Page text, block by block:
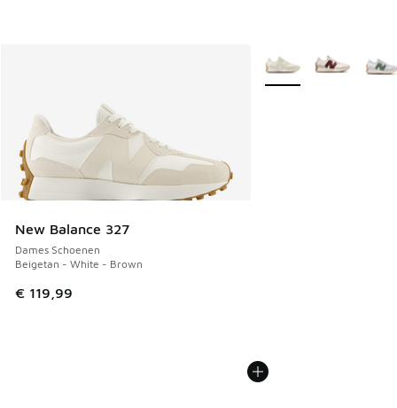
New Balance 327
Dames Schoenen
Beigetan - White - Brown
€ 119,99
Meer kleuren